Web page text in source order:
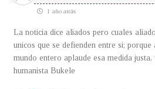
1 año atrás
La noticia dice aliados pero cuales
unicos que se defienden entre si;
mundo entero aplaude esa medida
humanista Bukele